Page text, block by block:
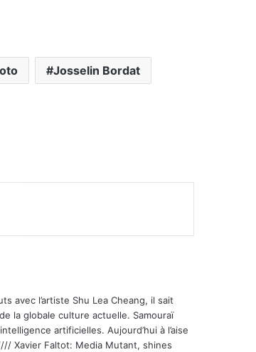
Josselin Bordat
avec l’artiste Shu Lea Cheang, il sait
la globale culture actuelle. Samouraï
artificielles. Aujourd’hui à l’aise
Xavier Faltot: Media Mutant, shines